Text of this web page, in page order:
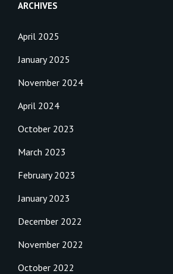
ARCHIVES
April 2025
January 2025
November 2024
April 2024
October 2023
March 2023
February 2023
January 2023
December 2022
November 2022
October 2022